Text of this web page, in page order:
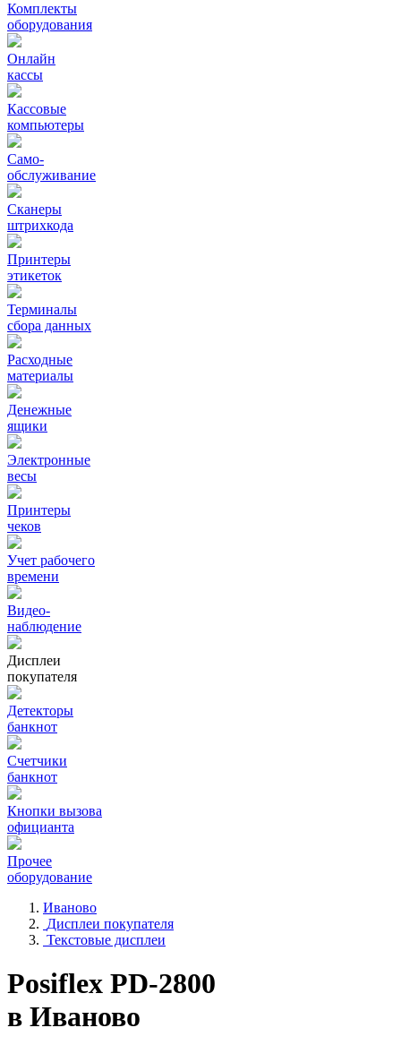
Комплекты
оборудования
Онлайн
кассы
Кассовые
компьютеры
Само-
обслуживание
Сканеры
штрихкода
Принтеры
этикеток
Терминалы
сбора данных
Расходные
материалы
Денежные
ящики
Электронные
весы
Принтеры
чеков
Учет рабочего
времени
Видео‑
наблюдение
Дисплеи
покупателя
Детекторы
банкнот
Счетчики
банкнот
Кнопки вызова
официанта
Прочее
оборудование
Иваново
Дисплеи покупателя
Текстовые дисплеи
Posiflex PD-2800
в Иваново